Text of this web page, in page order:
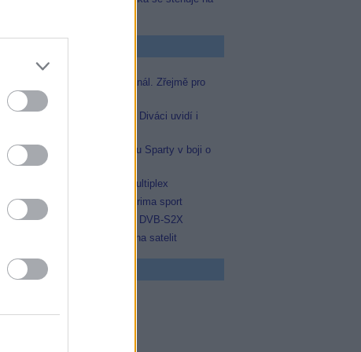
Skylink spustil nový Test kanál. Zřejmě pro
Prima sport
Oneplay zařadí Prima sport. Diváci uvidí i
Prima sport odvysílá i odvetu Sparty v boji o
Ligu mistrů
Operátor Du převzal další multiplex
Antik TV potvrdil zařazení Prima sport
Televisa Networks přešla na DVB-S2X
Ukrajinská Super+ se vrací na satelit
TV program